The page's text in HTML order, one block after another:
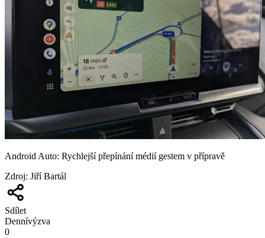
Android Auto: Rychlejší přepínání médií gestem v přípravě
Zdroj: Jiří Bartál
Sdílet
Dennívýzva
0